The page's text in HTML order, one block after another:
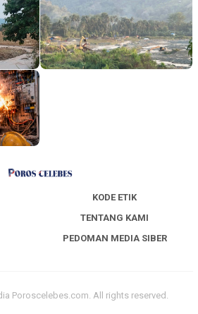
KODE ETIK
TENTANG KAMI
PEDOMAN MEDIA SIBER
Poroscelebes.com. All rights reserved.